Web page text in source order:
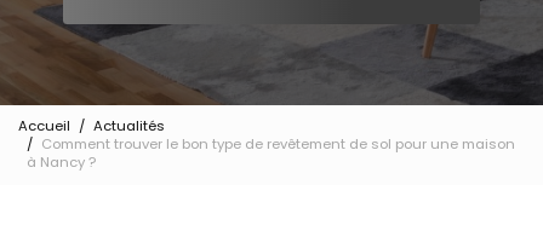
Accueil
Actualités
Comment trouver le bon type de revêtement de sol pour une maison
à Nancy ?